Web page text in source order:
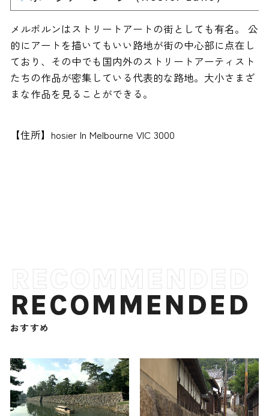
メルボルンはストリートアートの街としても有名。 公
的にアートを描いてもいい路地が街の中心部に点在し
ており、その中でも国内外のストリートアーティスト
たちの作品が密集している代表的な路地。大小さまざ
まな作品を見ることができる。
【住所】hosier ln Melbourne VIC 3000
RECOMMENDED
おすすめ